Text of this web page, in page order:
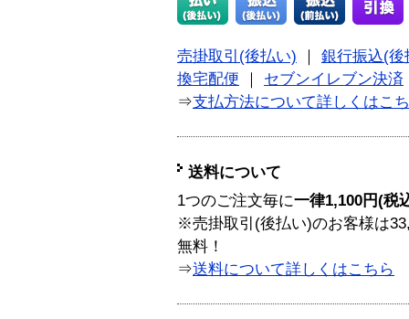
売掛取引(後払い)
銀行振込(後
換宅配便
セブンイレブン決済
⇒支払方法について詳しくはこ
送料について
1つのご注文毎に一律1,100円(税
※売掛取引(後払い)のお客様は
無料！
⇒送料について詳しくはこちら